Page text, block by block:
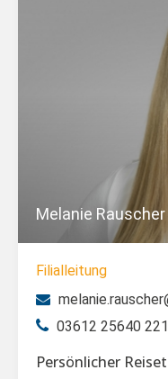
Melanie Rauscher
Filialleitung
03612 25640
Persönlicher